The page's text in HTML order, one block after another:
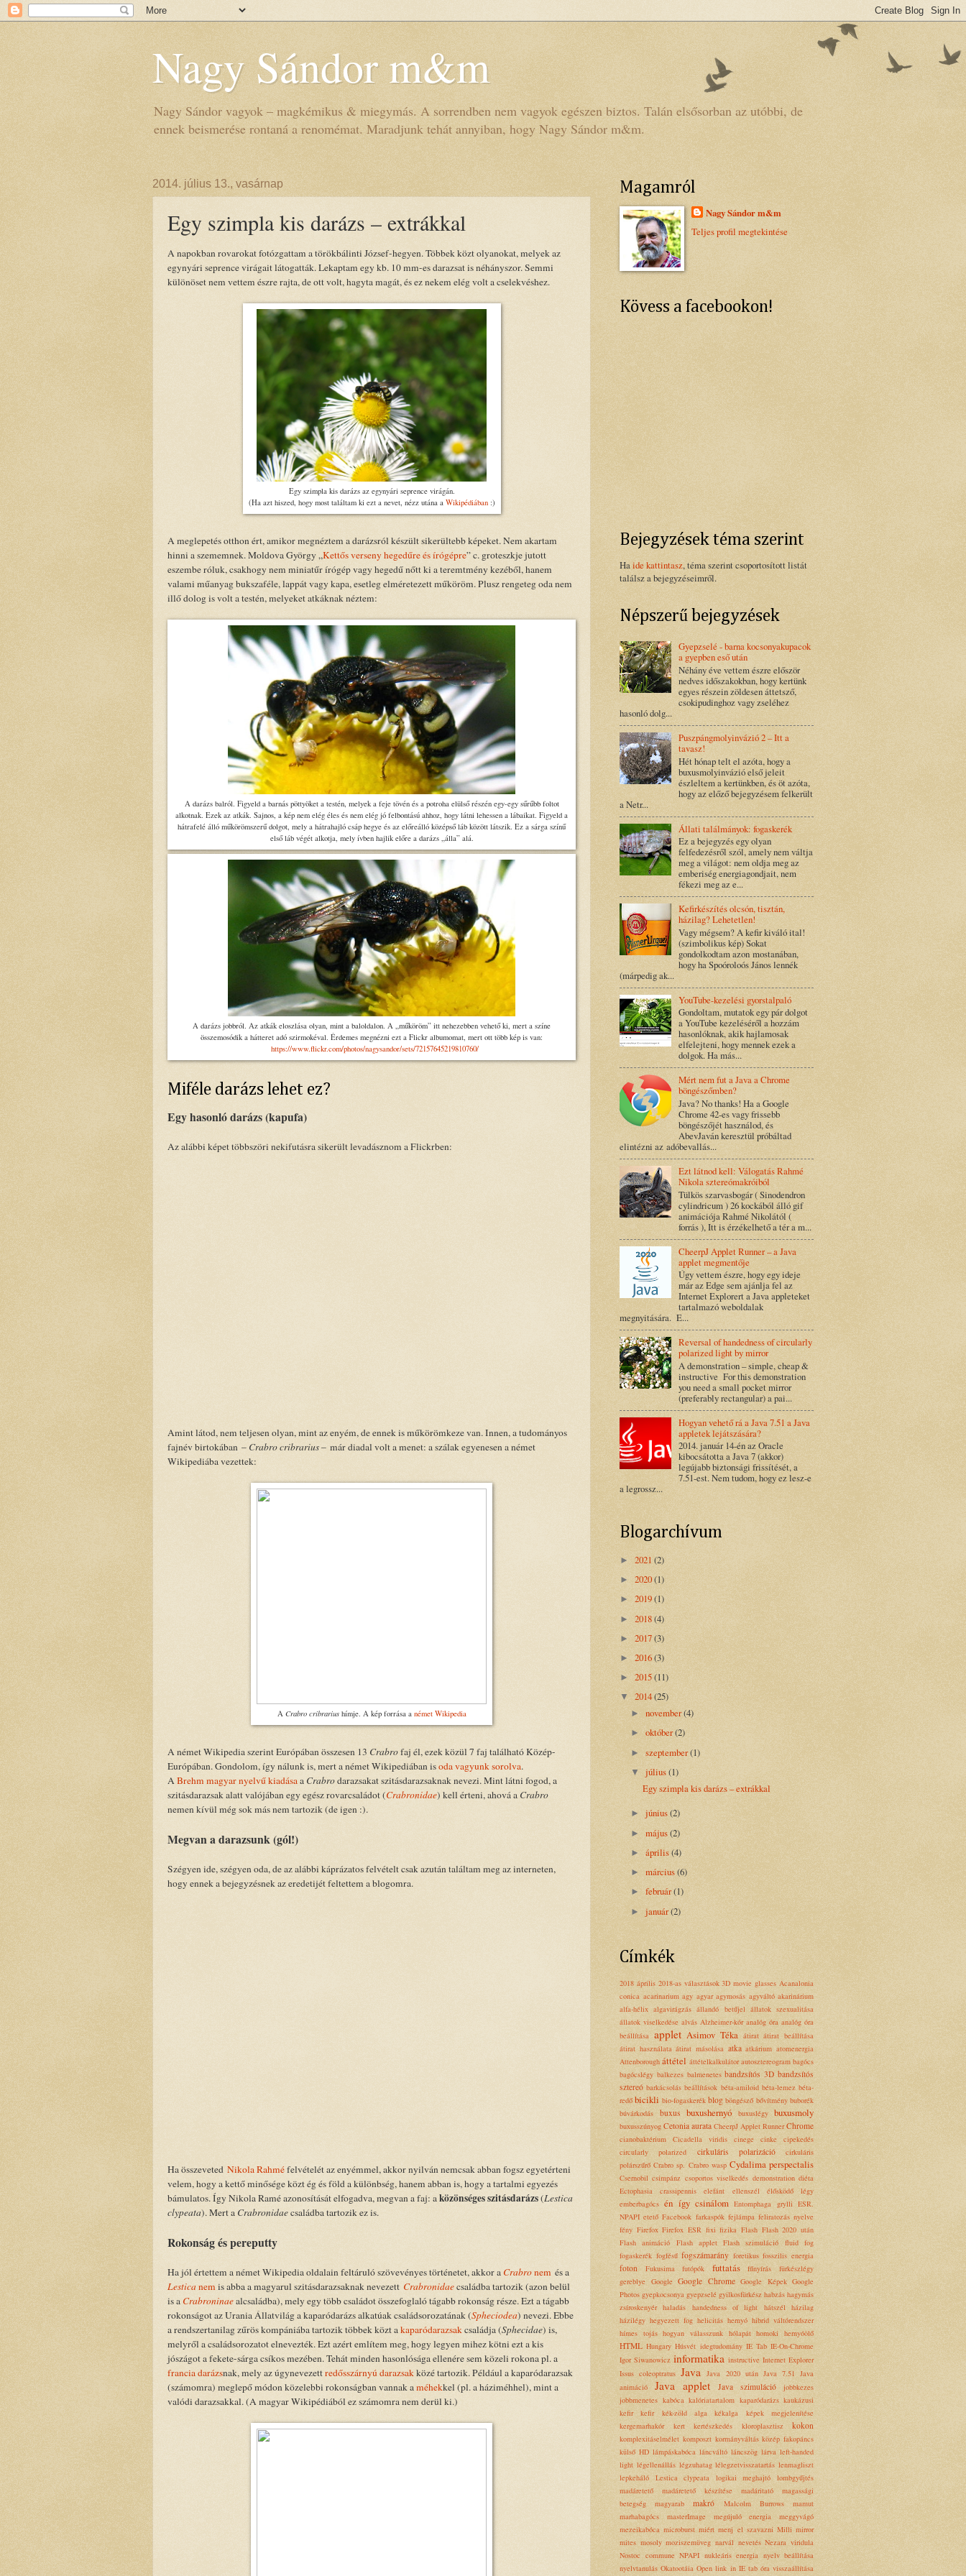
Nagy Sándor m&m
Nagy Sándor vagyok – magkémikus & miegymás. A sorrendben nem vagyok egészen biztos. Talán elsősorban az utóbbi, de
ennek beismerése rontaná a renomémat. Maradjunk tehát annyiban, hogy Nagy Sándor m&m.
2014. július 13., vasárnap
Egy szimpla kis darázs – extrákkal
A napokban rovarokat fotózgattam a törökbálinti József-hegyen. Többek közt olyanokat, melyek az
egynyári seprence virágait látogatták. Lekaptam egy kb. 10 mm-es darazsat is néhányszor. Semmi
különöset nem vettem észre rajta, de ott volt, hagyta magát, és ez nekem elég volt a cselekvéshez.
Egy szimpla kis darázs az egynyári seprence virágán.
(Ha azt hiszed, hogy most találtam ki ezt a nevet, nézz utána a Wikipédiában:)
A meglepetés otthon ért, amikor megnéztem a darázsról készült sikerültebb képeket. Nem akartam
hinni a szememnek. Moldova György „Kettős verseny hegedűre és írógépre” c. groteszkje jutott
eszembe róluk, csakhogy nem miniatűr írógép vagy hegedű nőtt ki a teremtmény kezéből, hanem
valami műanyag bukszaféle, lappát vagy kapa, esetleg elméretezett műköröm. Plusz rengeteg oda nem
illő dolog is volt a testén, melyeket atkáknak néztem:
A darázs balról. Figyeld a barnás pöttyöket a testén, melyek a feje tövén és a potroha elülső részén egy-egy sűrűbb foltot
alkotnak. Ezek az atkák. Sajnos, a kép nem elég éles és nem elég jó felbontású ahhoz, hogy látni lehessen a lábaikat. Figyeld a
hátrafelé álló műkörömszerű dolgot, mely a hátrahajló csáp hegye és az előreálló középső láb között látszik. Ez a sárga színű
első láb végét alkotja, mely ívben hajlik előre a darázs „álla” alá.
A darázs jobbról. Az atkák eloszlása olyan, mint a baloldalon. A „műköröm” itt nehezebben vehető ki, mert a színe
összemosódik a hátteret adó szirmokéval. Érdemes megnézni ezt a Flickr albumomat, mert ott több kép is van:
https://www.flickr.com/photos/nagysandor/sets/72157645219810760/
Miféle darázs lehet ez?
Egy hasonló darázs (kapufa)
Az alábbi képet többszöri nekifutásra sikerült levadásznom a Flickrben:
Amint látod, nem teljesen olyan, mint az enyém, de ennek is műkörömkeze van. Innen, a tudományos
fajnév birtokában – Crabro cribrarius– már diadal volt a menet: a szálak egyenesen a német
Wikipediába vezettek:
A Crabro cribrariushímje. A kép forrása a német Wikipedia
A német Wikipedia szerint Európában összesen 13 Crabrofaj él, ezek közül 7 faj található Közép-
Európában. Gondolom, így nálunk is, mert a német Wikipediában isoda vagyunk sorolva.
ABrehm magyar nyelvű kiadásaa Crabrodarazsakat szitásdarazsaknak nevezi. Mint látni fogod, a
szitásdarazsak alatt valójában egy egész rovarcsaládot (Crabronidae) kell érteni, ahová a Crabro
nemen kívül még sok más nem tartozik (de igen :).
Megvan a darazsunk (gól!)
Szégyen ide, szégyen oda, de az alábbi káprázatos felvételt csak azután találtam meg az interneten,
hogy ennek a bejegyzésnek az eredetijét feltettem a blogomra.
Ha összeveted Nikola Rahméfelvételét az enyémmel, akkor nyilván nemcsak abban fogsz egyetérteni
velem, hogy a kettő minősége közt ég és föld a különbség, hanem abban is, hogy a tartalmi egyezés
bámulatos. Így Nikola Ramé azonosítását elfogadva, megvan a faj: aközönséges szitásdarázs(Lestica
clypeata). Mert a Crabronidaecsaládba tartozik ez is.
Rokonság és pereputty
Ha jól értettem a német Wikipedia oldalain feltáruló szövevényes történetet, akkor a Crabronem és a
Lesticanemis abba a magyarul szitásdarazsaknak nevezett Crabronidaecsaládba tartozik (azon belül
is a Crabroninaealcsaládba), mely egy több családot összefoglaló tágabb rokonság része. Ezt a tágabb
rokonságot az Urania Állatvilág a kaparódarázs alkatúak családsorozatának (Spheciodea) nevezi. Ebbe
a rendszertanilag zűrös kompániába tartozik többek közt akaparódarazsakcsaládja (Sphecidae) is,
melyről a családsorozatot elnevezték. Ezt azért említem meg, hogy legyen mihez kötni ezt a kis
jószágot a fekete-sárga csíkos mezében. Tehát minden hasonlósága ellenére sem közeli rokona pl. a
francia darázsnak, mely az úgynevezettredősszárnyú darazsakközé tartozik. Például a kaparódarazsak
(számomra) meglepő módon közelebbi rokonságban vannak améhekkel (pl. a háziméhhel), mint a
valódi darazsakkal. (A magyar Wikipédiából ez számomra nem derül ki.)
Magamról
Nagy Sándor m&m
Teljes profil megtekintése
Kövess a facebookon!
Bejegyzések téma szerint
Haide kattintasz, téma szerint csoportosított listát
találsz a bejegyzéseimről.
Népszerű bejegyzések
Gyepzselé - barna kocsonyakupacok
a gyepben eső után
Néhány éve vettem észre először
nedves időszakokban, hogy kertünk
egyes részein zöldesen áttetsző,
csokipudinghoz vagy zseléhez
hasonló dolg...
Puszpángmolyinvázió 2 – Itt a
tavasz!
Hét hónap telt el azóta, hogy a
buxusmolyinvázió első jeleit
észleltem a kertünkben, és öt azóta,
hogy az előző bejegyzésem felkerült
a Netr...
Állati találmányok: fogaskerék
Ez a bejegyzés egy olyan
felfedezésről szól, amely nem váltja
meg a világot: nem oldja meg az
emberiség energiagondjait, nem
fékezi meg az e...
Kefirkészítés olcsón, tisztán,
házilag? Lehetetlen!
Vagy mégsem? A kefir kiváló ital!
(szimbolikus kép) Sokat
gondolkodtam azon mostanában,
hogy ha Spoóroloós János lennék
(márpedig ak...
YouTube-kezelési gyorstalpaló
Gondoltam, mutatok egy pár dolgot
a YouTube kezeléséről a hozzám
hasonlóknak, akik hajlamosak
elfelejteni, hogy mennek ezek a
dolgok. Ha más...
Mért nem fut a Java a Chrome
böngészőmben?
Java? No thanks! Ha a Google
Chrome 42-es vagy frissebb
böngészőjét használod, és
AbevJaván keresztül próbáltad
elintézni az adóbevallás...
Ezt látnod kell: Válogatás Rahmé
Nikola sztereómakróiból
Tülkös szarvasbogár ( Sinodendron
cylindricum ) 26 kockából álló gif
animációja Rahmé Nikolától (
forrás ), Itt is érzékelhető a tér a m...
CheerpJ Applet Runner – a Java
applet megmentője
Úgy vettem észre, hogy egy ideje
már az Edge sem ajánlja fel az
Internet Explorert a Java appleteket
tartalmazó weboldalak
megnyitására. E...
Reversal of handedness of circularly
polarized light by mirror
A demonstration – simple, cheap &
instructive For this demonstration
you need a small pocket mirror
(preferably rectangular) a pai...
Hogyan vehető rá a Java 7.51 a Java
appletek lejátszására?
2014. január 14-én az Oracle
kibocsátotta a Java 7 (akkor)
legújabb biztonsági frissítését, a
7.51-est. Nem tudom, hogy ez lesz-e
a legrossz...
Blogarchívum
► 2021 (2)
► 2020(1)
► 2019(1)
► 2018(4)
► 2017(3)
► 2016(3)
► 2015(11)
▼ 2014(25)
►november(4)
►október(2)
►szeptember(1)
▼július(1)
Egy szimpla kis darázs – extrákkal
►június(2)
►május(2)
►április(4)
►március(6)
►február(1)
►január(2)
Címkék
2018 április 2018-as választások 3D movie glasses Acanalonia
conica acarinarium agy agyar agymosás agyváltó akarinárium
alfa-hélix algavirágzás állandó betűjel állatok szexualitása
állatok viselkedése alvás Alzheimer-kór analóg óra analóg óra
beállítása applet Asimov Téka átirat átirat beállítása
átirat használata átirat másolása atka atkárium atomenergia
Attenborough áttétel áttételkalkulátor autosztereogram bagócs
bagócslégy balkezes balmenetes bandzsítós 3D bandzsítós
sztereó barkácsolás beállítások béta-amiloid béta-lemez béta-
redő bicikli bio-fogaskerék blog böngésző bővítmény buborék
búvárkodás
buxus buxushernyó buxuslégy buxusmoly
buxusszúnyog Cetonia aurata CheerpJ Applet Runner Chrome
cianobaktérium Cicadella viridis cinege cinke
cipekedés
circularly polarized
cirkuláris polarizáció
cirkuláris
polárszűrő Crabro sp. Crabro wasp Cydalima perspectalis
Csernobil csimpánz csoportos viselkedés demonstration diéta
Ectophasia crassipennis
elefánt ellenszél
élősködő légy
emberbagócs én így csinálom Entomphaga grylli ESR.
NPAPI etető Facebook farkaspók fejlámpa feliratozás nyelve
fény Firefox Firefox ESR fixi fizika Flash Flash 2020 után
Flash animáció
Flash applet Flash szimuláció fluid fog
fogaskerék fogfésű fogszámarány foretikus fosszilis energia
foton Fukusima futópók futtatás fűnyírás
fürkészlégy
gereblye Google Google Chrome Google Képek Google
Photos gyepkocsonya gyepzselé gyilkosfürkész habzás hagymás
zsíroskenyér haladás handedness of light hátszél
házilag
házilégy hegyezett fog helicitás hernyó hibrid váltórendszer
hímes tojás hogyan válasszunk hólapát homoki hernyóölő
HTML Hungary Húsvét idegtudomány IE Tab IE-On-Chrome
Igor Siwanowicz informatika instructive Internet Explorer
Issus coleoptratus Java Java 2020 után Java 7.51
Java
animáció
Java applet Java szimuláció
jobbkezes
jobbmenetes kabóca kalóriatartalom kaparódarázs kaukázusi
kefir
kefir kék-zöld alga kékalga
képek megjelenítése
kergemarhakór
kert kertészkedés kloroplasztisz kokon
komplexitáselmélet komposzt kormányváltás közép fakopáncs
külső HD lámpáskabóca láncváltó láncszög lárva left-handed
light légellenállás légzuhatag lélegzetvisszatartás lenmagliszt
lepkeháló
Lestica clypeata logikai meghajtó
lombgyűjtés
madáretető
madáretető készítése madáritató
magassági
betegség
magyarab makró Malcolm Burrows
mamut
marhabagócs
masterImage megújuló energia
meggyvágó
mezeikabóca microburst miért menj el szavazni Milli mirror
mites mosoly moziszemüveg narvál nevetés Nezara viridula
Nostoc commune NPAPI nukleáris energia nyelv beállítása
nyelvtanulás Okatootáia Open link in IE tab óra visszaállítása